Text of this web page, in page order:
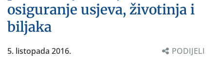
osiguranje usjeva, životinja i
biljaka
5. listopada 2016. PODIJELI